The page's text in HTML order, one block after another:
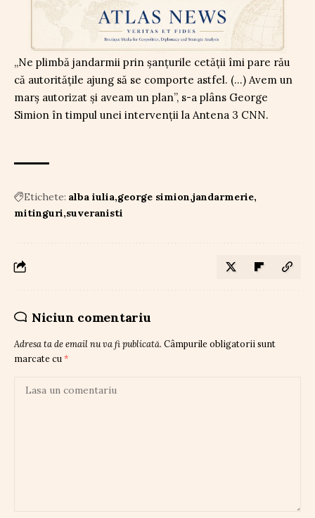
„Ne plimbă jandarmii prin șanțurile cetății îmi pare rău
că autoritățile ajung să se comporte astfel. (…) Avem un
marș autorizat și aveam un plan”, s-a plâns George
Simion în timpul unei intervenții la Antena 3 CNN.
Etichete: alba iulia george simion jandarmerie
mitinguri suveranisti
Niciun comentariu
Adresa ta de email nu va fi publicată. Câmpurile obligatorii sunt
marcate cu *